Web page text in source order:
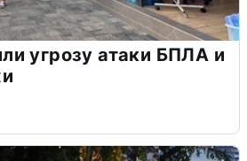
угрозу атаки БПЛА и